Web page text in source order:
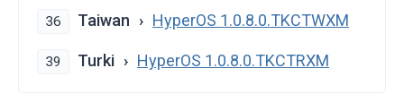
36 Taiwan HyperOS 1.0.8.0.TKCTWXM
39 Turki HyperOS 1.0.8.0.TKCTRXM